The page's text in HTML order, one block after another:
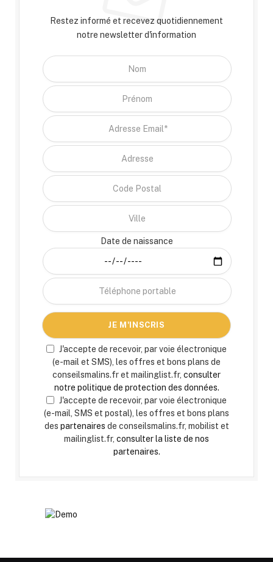
Restez informé et recevez quotidiennement
notre newsletter d'information
Date de naissance
J'accepte de recevoir, par voie électronique
(e-mail et SMS), les offres et bons plans de
conseilsmalins.fr et mailinglist.fr, consulter
notre politique de protection des données.
J'accepte de recevoir, par voie électronique
(e-mail, SMS et postal), les offres et bons plans
des partenaires de conseilsmalins.fr, mobilist et
mailinglist.fr, consulter la liste de nos
partenaires.